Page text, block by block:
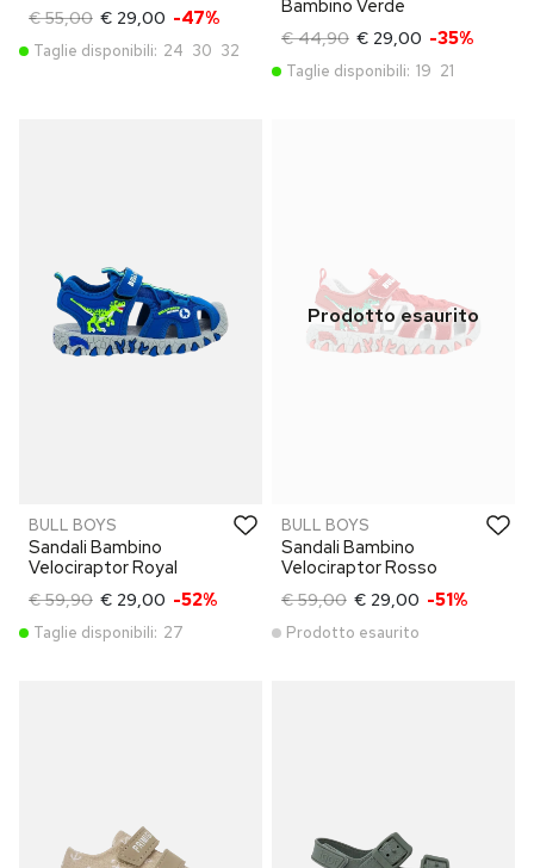
€ 55,00 € 29,00 -47%
Taglie disponibili: 24 30 32
Bambino Verde
€ 44,90 € 29,00 -35%
Taglie disponibili: 19 21
BULL BOYS
Sandali Bambino
Velociraptor Royal
€ 59,90 € 29,00 -52%
Taglie disponibili: 27
BULL BOYS
Sandali Bambino
Velociraptor Rosso
€ 59,00 € 29,00 -51%
Prodotto esaurito